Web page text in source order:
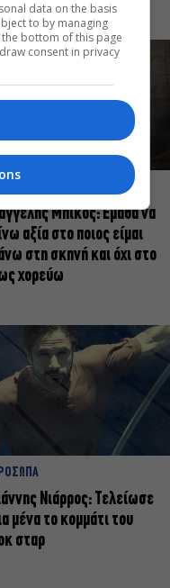
Μπίκος: Έμαθα να
αξία στο ποιος είμαι
στη σκηνή και όχι στο
χορεύω
Νιάρρος: Τελείωσε
μένα το κομμάτι του
σταρ
data on the basis
to by managing
bottom of this page
consent in privacy